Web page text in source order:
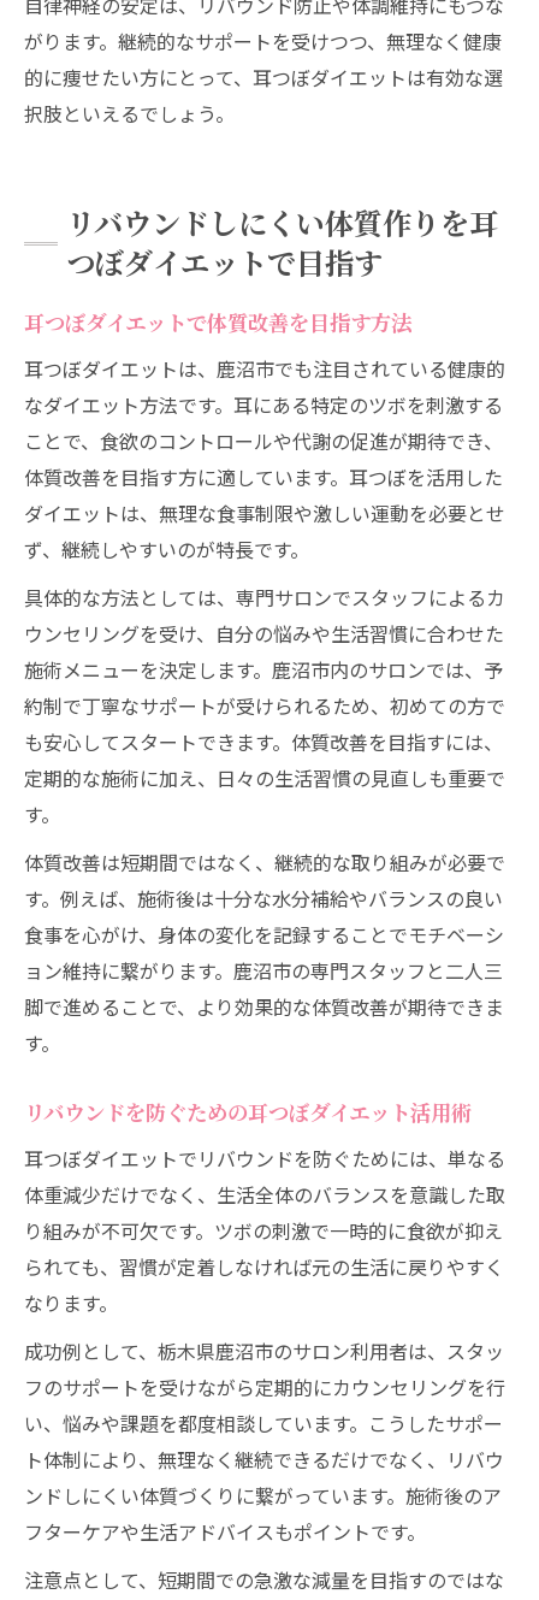
がります。継続的なサポートを受けつつ、無理なく健康
的に痩せたい方にとって、耳つぼダイエットは有効な選
択肢といえるでしょう。
リバウンドしにくい体質作りを耳
つぼダイエットで目指す
耳つぼダイエットで体質改善を目指す方法
耳つぼダイエットは、鹿沼市でも注目されている健康的
なダイエット方法です。耳にある特定のツボを刺激する
ことで、食欲のコントロールや代謝の促進が期待でき、
体質改善を目指す方に適しています。耳つぼを活用した
ダイエットは、無理な食事制限や激しい運動を必要とせ
ず、継続しやすいのが特長です。
具体的な方法としては、専門サロンでスタッフによるカ
ウンセリングを受け、自分の悩みや生活習慣に合わせた
施術メニューを決定します。鹿沼市内のサロンでは、予
約制で丁寧なサポートが受けられるため、初めての方で
も安心してスタートできます。体質改善を目指すには、
定期的な施術に加え、日々の生活習慣の見直しも重要で
す。
体質改善は短期間ではなく、継続的な取り組みが必要で
す。例えば、施術後は十分な水分補給やバランスの良い
食事を心がけ、身体の変化を記録することでモチベーシ
ョン維持に繋がります。鹿沼市の専門スタッフと二人三
脚で進めることで、より効果的な体質改善が期待できま
す。
リバウンドを防ぐための耳つぼダイエット活用術
耳つぼダイエットでリバウンドを防ぐためには、単なる
体重減少だけでなく、生活全体のバランスを意識した取
り組みが不可欠です。ツボの刺激で一時的に食欲が抑え
られても、習慣が定着しなければ元の生活に戻りやすく
なります。
成功例として、栃木県鹿沼市のサロン利用者は、スタッ
フのサポートを受けながら定期的にカウンセリングを行
い、悩みや課題を都度相談しています。こうしたサポー
ト体制により、無理なく継続できるだけでなく、リバウ
ンドしにくい体質づくりに繋がっています。施術後のア
フターケアや生活アドバイスもポイントです。
注意点として、短期間での急激な減量を目指すのではな